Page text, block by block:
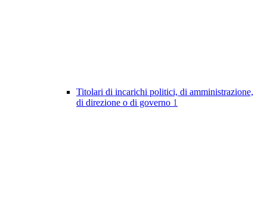
Titolari di incarichi politici, di amministrazione,
di direzione o di governo 1